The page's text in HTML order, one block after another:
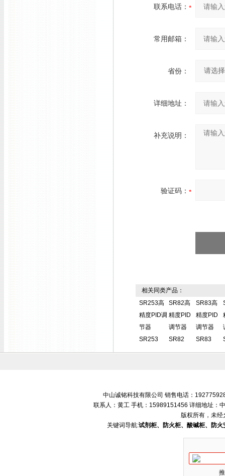
联系电话：
常用邮箱：
省份：
详细地址：
补充说明：
验证码：
相关同类产品：
SR253高
精度PID调
节器
SR253
SR82高
精度PID
调节器
SR82
SR83高
精度PID
调节器
SR83
中山诚铭科技有限公司 销售电话：
联系人：黄工 手机：15989151456 详细地址：
版权所有，未经
关键词导航:试剂柜、防火柜、酸碱柜、防